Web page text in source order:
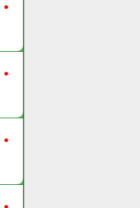
●
●
●
●